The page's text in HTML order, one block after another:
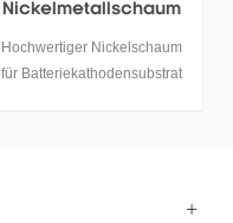
Nickelmetallschaum
Für
Batteriekathodensubs
Hochwertiger Nickelschaum
für Batteriekathodensubstrat